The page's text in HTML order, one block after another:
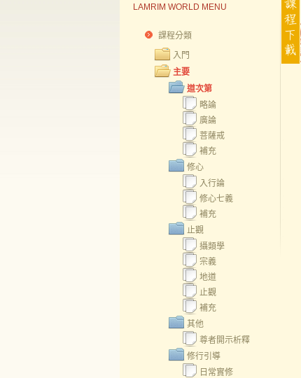
LAMRIM WORLD MENU
課程分類
入門
主要
道次第
略論
廣論
菩薩戒
補充
修心
入行論
修心七義
補充
止觀
攝類學
宗義
地道
止觀
補充
其他
尊者開示析釋
修行引導
日常實修